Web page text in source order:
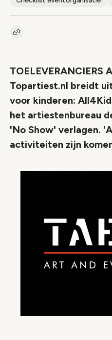
Kopieer link naar artikel
TOELEVERANCIERS
Topartiest.nl breidt
voor kinderen:
het artiestenbureau
'No Show' verlagen.
activiteiten zijn